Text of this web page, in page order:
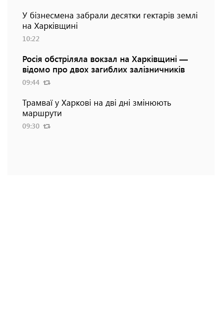
У бізнесмена забрали десятки гектарів землі
на Харківщині
10:22
Росія обстріляла вокзал на Харківщині —
відомо про двох загиблих залізничників
09:44
Трамваї у Харкові на дві дні змінюють
маршрути
09:30